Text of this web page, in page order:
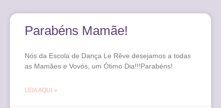
Parabéns Mamãe!
Nós da Escola de Dança Le Rêve desejamos a todas
as Mamães e Vovós, um Ótimo Dia!!!Parabéns!
LEIA AQUI »